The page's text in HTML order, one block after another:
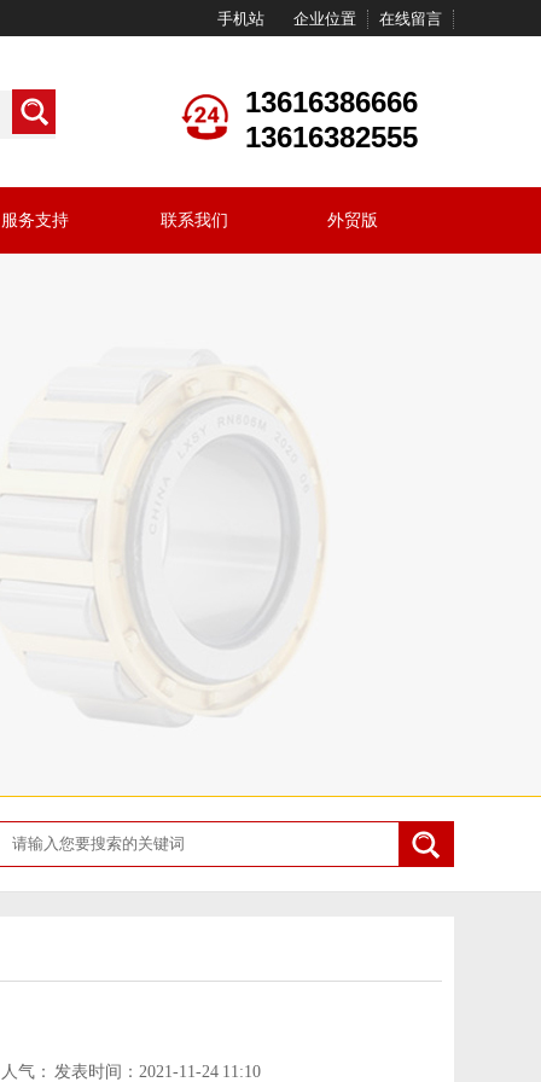
在线留言
企业位置
手机站
13616386666
13616382555
服务支持 联系我们 外贸版
人气： 发表时间：2021-11-24 11:10